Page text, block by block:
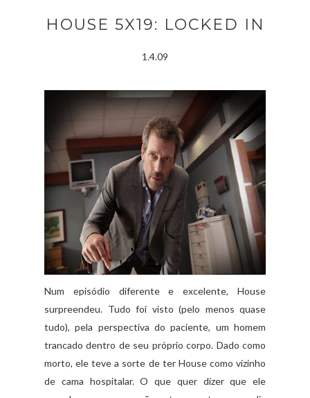
HOUSE 5X19: LOCKED IN
1.4.09
Num episódio diferente e excelente, House
surpreendeu. Tudo foi visto (pelo menos quase
tudo), pela perspectiva do paciente, um homem
trancado dentro de seu próprio corpo. Dado como
morto, ele teve a sorte de ter House como vizinho
de cama hospitalar. O que quer dizer que ele